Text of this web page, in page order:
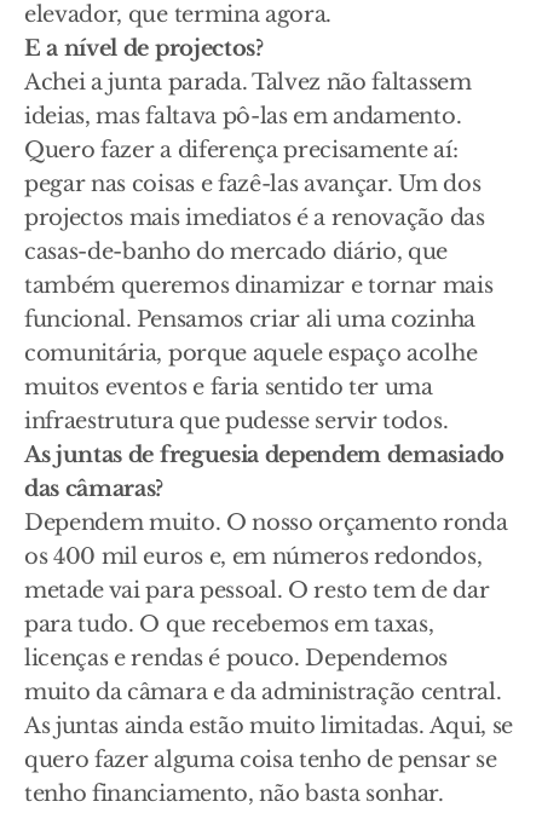
elevador, que termina agora.
E a nível de projectos?
Achei a junta parada. Talvez não faltassem
ideias, mas faltava pô-las em andamento.
Quero fazer a diferença precisamente aí:
pegar nas coisas e fazê-las avançar. Um dos
projectos mais imediatos é a renovação das
casas-de-banho do mercado diário, que
também queremos dinamizar e tornar mais
funcional. Pensamos criar ali uma cozinha
comunitária, porque aquele espaço acolhe
muitos eventos e faria sentido ter uma
infraestrutura que pudesse servir todos.
As juntas de freguesia dependem demasiado
das câmaras?
Dependem muito. O nosso orçamento ronda
os 400 mil euros e, em números redondos,
metade vai para pessoal. O resto tem de dar
para tudo. O que recebemos em taxas,
licenças e rendas é pouco. Dependemos
muito da câmara e da administração central.
As juntas ainda estão muito limitadas. Aqui, se
quero fazer alguma coisa tenho de pensar se
tenho financiamento, não basta sonhar.